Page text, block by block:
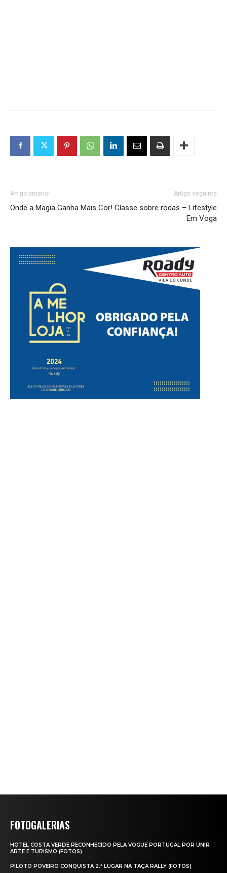
Artigo anterior
Onde a Magia Ganha Mais Cor!
Artigo seguinte
Classe sobre rodas – Lifestyle
Em Voga
FOTOGALERIAS
HOTEL COSTA VERDE RECONHECIDO PELA VOGUE PORTUGAL POR UNIR
ARTE E TURISMO (FOTOS)
PILOTO POVEIRO CONQUISTA 2.º LUGAR NA TAÇA RALLY (FOTOS)